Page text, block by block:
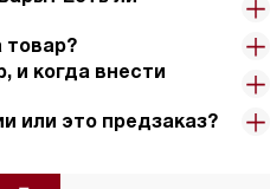
товар?
и когда внести
или это предзаказ?